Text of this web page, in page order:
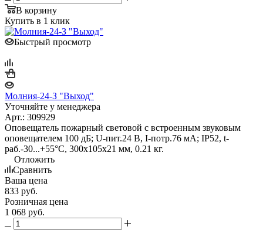
В корзину
Купить в 1 клик
Быстрый просмотр
Молния-24-З "Выход"
Уточняйте у менеджера
Арт.: 309929
Оповещатель пожарный световой с встроенным звуковым
оповещателем 100 дБ; U-пит.24 В, I-потр.76 мА; IP52, t-
раб.-30...+55°С, 300х105х21 мм, 0.21 кг.
Отложить
Сравнить
Ваша цена
833 руб.
Розничная цена
1 068 руб.